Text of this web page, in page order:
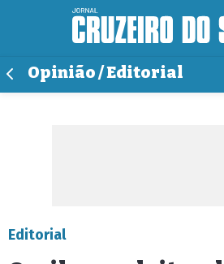
Opinião / Editorial
Editorial